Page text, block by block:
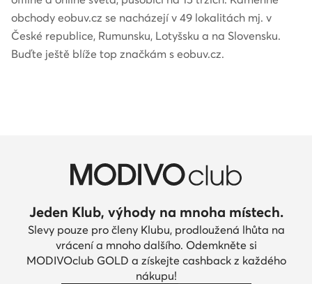
obchody eobuv.cz se nacházejí v 49 lokalitách mj. v
České republice, Rumunsku, Lotyšsku a na Slovensku.
Buďte ještě blíže top značkám s eobuv.cz.
Jeden Klub, výhody na mnoha místech.
Slevy pouze pro členy Klubu, prodloužená lhůta na
vrácení a mnoho dalšího. Odemkněte si
MODIVOclub GOLD a získejte cashback z každého
nákupu!